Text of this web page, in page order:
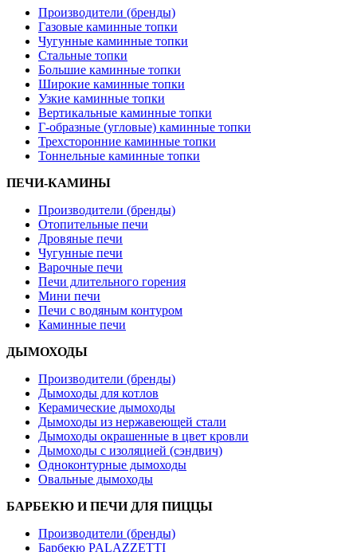
Производители (бренды)
Газовые каминные топки
Чугунные каминные топки
Стальные топки
Большие каминные топки
Широкие каминные топки
Узкие каминные топки
Вертикальные каминные топки
Г-образные (угловые) каминные топки
Трехсторонние каминные топки
Тоннельные каминные топки
ПЕЧИ-КАМИНЫ
Производители (бренды)
Отопительные печи
Дровяные печи
Чугунные печи
Варочные печи
Печи длительного горения
Мини печи
Печи с водяным контуром
Каминные печи
ДЫМОХОДЫ
Производители (бренды)
Дымоходы для котлов
Керамические дымоходы
Дымоходы из нержавеющей стали
Дымоходы окрашенные в цвет кровли
Дымоходы с изоляцией (сэндвич)
Одноконтурные дымоходы
Овальные дымоходы
БАРБЕКЮ И ПЕЧИ ДЛЯ ПИЦЦЫ
Производители (бренды)
Барбекю PALAZZETTI